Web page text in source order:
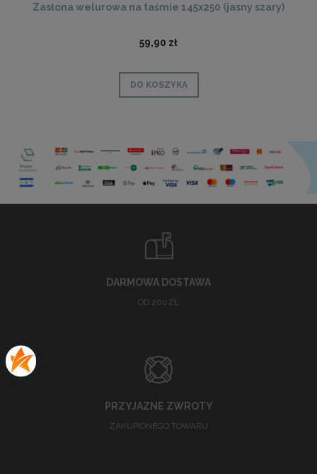
Zasłona welurowa na taśmie 145x250 (jasny szary)
59,90 zł
DO KOSZYKA
DARMOWA DOSTAWA
OD 200ZŁ
PRZYJAZNE ZWROTY
ZAKUPIONEGO TOWARU